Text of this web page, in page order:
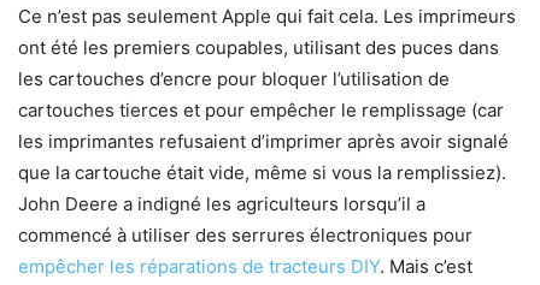
Ce n’est pas seulement Apple qui fait cela. Les imprimeurs
ont été les premiers coupables, utilisant des puces dans
les cartouches d’encre pour bloquer l’utilisation de
cartouches tierces et pour empêcher le remplissage (car
les imprimantes refusaient d’imprimer après avoir signalé
que la cartouche était vide, même si vous la remplissiez).
John Deere a indigné les agriculteurs lorsqu’il a
commencé à utiliser des serrures électroniques pour
empêcher les réparations de tracteurs DIY. Mais c’est